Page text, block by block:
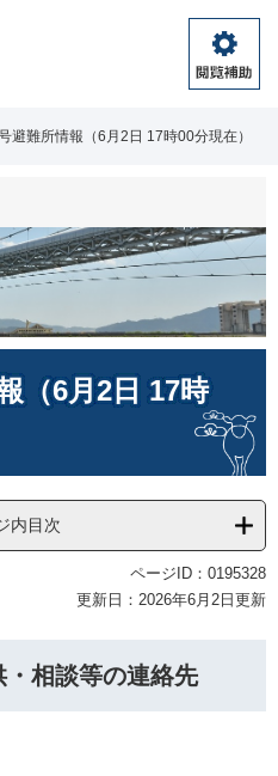
閲
覧
助
避難所情報（6月2日 17時00分現在）
（6月2日 17時
内目次
ページID：0195328
更新日：2026年6月2日更新
相談等の連絡先